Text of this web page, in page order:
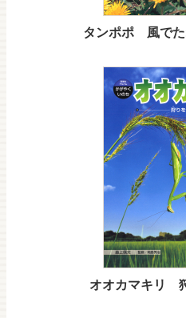
タンポポ 風でた
オオカマキリ